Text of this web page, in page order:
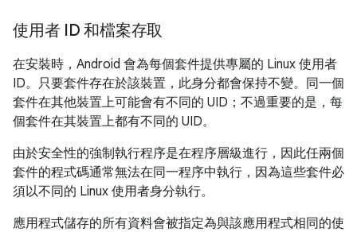
使用者 ID 和檔案存取
在安裝時，Android 會為每個套件提供專屬的 Linux 使用者
ID。只要套件存在於該裝置，此身分都會保持不變。同一個
套件在其他裝置上可能會有不同的 UID；不過重要的是，每
個套件在其裝置上都有不同的 UID。
由於安全性的強制執行程序是在程序層級進行，因此任兩個
套件的程式碼通常無法在同一程序中執行，因為這些套件必
須以不同的 Linux 使用者身分執行。
應用程式儲存的所有資料會被指定為與該應用程式相同的使